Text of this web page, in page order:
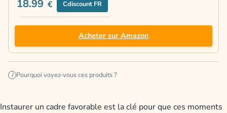
18.99 € Cdiscount FR
Acheter sur Amazon
i Pourquoi voyez-vous ces produits ?
Instaurer un cadre favorable est la clé pour que ces moments